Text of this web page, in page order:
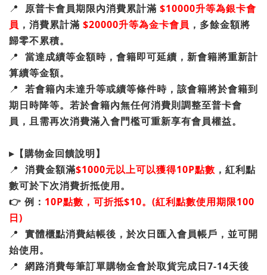
📍 原普卡會員期限內消費累計滿 $10000升等為銀卡會
員 ，消費累計滿 $20000升等為金卡會員 ，多餘金額將
歸零不累積。
📍 當達成續等金額時，會籍即可延續，新會籍將重新計
算續等金額。
📍 若會籍內未達升等或續等條件時，該會籍將於會籍到
期日時降等。若於會籍內無任何消費則調整至普卡會
員，且需再次消費滿入會門檻可重新享有會員權益。
▸【購物金回饋說明】
📍 消費金額滿$1000元以上可以獲得10P點數 ，紅利點
數可於下次消費折抵使用。
👉 例： 10P點數，可折抵$10。(紅利點數使用期限100
日)
📍 實體櫃點消費結帳後，於次日匯入會員帳戶，並可開
始使用。
📍 網路消費每筆訂單購物金會於取貨完成日7-14天後